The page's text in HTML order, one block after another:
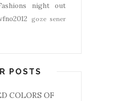
night out
goze sener
POSTS
COLORS OF